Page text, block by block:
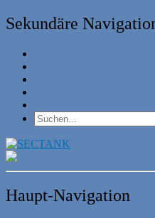
Sekundäre
Haupt-Navigation